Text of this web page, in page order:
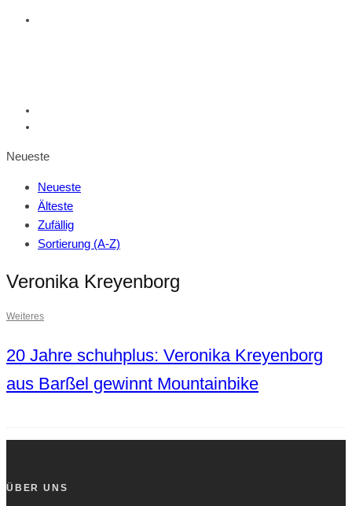
Neueste
Neueste
Älteste
Zufällig
Sortierung (A-Z)
Veronika Kreyenborg
Weiteres
20 Jahre schuhplus: Veronika Kreyenborg
aus Barßel gewinnt Mountainbike
ÜBER UNS